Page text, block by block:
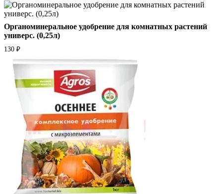
Органоминеральное удобрение для комнатных растений
универс. (0,25л)
130 ₽